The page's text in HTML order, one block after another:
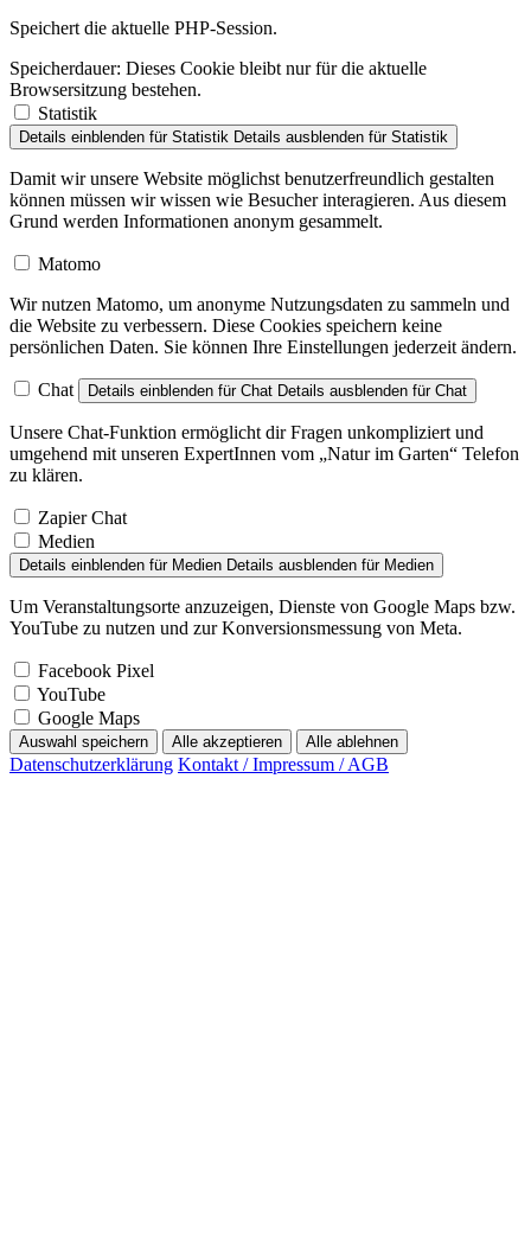
Speichert die aktuelle PHP-Session.
Speicherdauer: Dieses Cookie bleibt nur für die aktuelle
Browsersitzung bestehen.
Statistik
Details einblenden für Statistik Details ausblenden für Statistik
Damit wir unsere Website möglichst benutzerfreundlich gestalten
können müssen wir wissen wie Besucher interagieren. Aus diesem
Grund werden Informationen anonym gesammelt.
Matomo
Wir nutzen Matomo, um anonyme Nutzungsdaten zu sammeln und
die Website zu verbessern. Diese Cookies speichern keine
persönlichen Daten. Sie können Ihre Einstellungen jederzeit ändern.
Chat Details einblenden für Chat Details ausblenden für Chat
Unsere Chat-Funktion ermöglicht dir Fragen unkompliziert und
umgehend mit unseren ExpertInnen vom „Natur im Garten“ Telefon
zu klären.
Zapier Chat
Medien
Details einblenden für Medien Details ausblenden für Medien
Um Veranstaltungsorte anzuzeigen, Dienste von Google Maps bzw.
YouTube zu nutzen und zur Konversionsmessung von Meta.
Facebook Pixel
YouTube
Google Maps
Auswahl speichern Alle akzeptieren Alle ablehnen
Datenschutzerklärung Kontakt / Impressum / AGB